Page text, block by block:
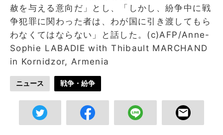
赦を与える意向だ」とし、「しかし、紛争中に戦
争犯罪に関わった者は、わが国に引き渡してもら
わなくてはならない」と話した。(c)AFP/Anne-
Sophie LABADIE with Thibault MARCHAND
in Kornidzor, Armenia
ニュース 戦争・紛争